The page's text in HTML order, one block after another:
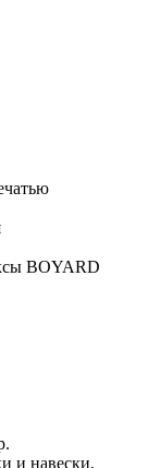
BOYARD
и навески,